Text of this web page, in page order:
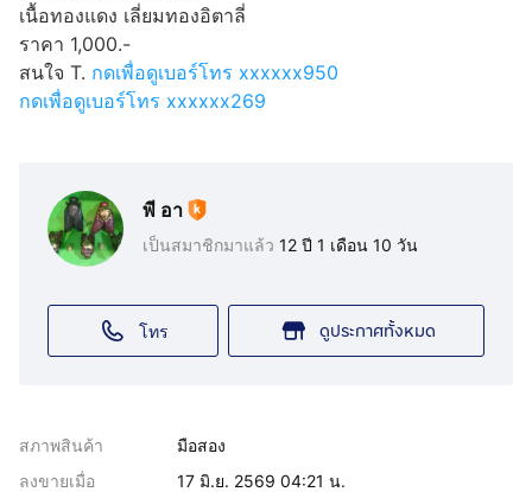
เนื้อทองแดง เลี่ยมทองอิตาลี่
ราคา 1,000.-
สนใจ T. กดเพื่อดูเบอร์โทร xxxxxx950
กดเพื่อดูเบอร์โทร xxxxxx269
พี อา
เป็นสมาชิกมาแล้ว 12 ปี 1 เดือน 10 วัน
โทร ดูประกาศทั้งหมด
สภาพสินค้า
มือสอง
ลงขายเมื่อ
17 มิ.ย. 2569 04:21 น.